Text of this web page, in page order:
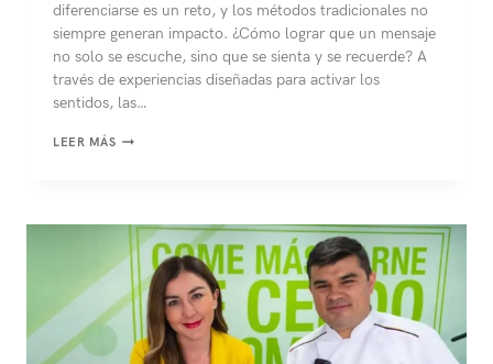
diferenciarse es un reto, y los métodos tradicionales no
siempre generan impacto. ¿Cómo lograr que un mensaje
no solo se escuche, sino que se sienta y se recuerde? A
través de experiencias diseñadas para activar los
sentidos, las…
LEER MÁS¿HAS
MARKETING
SENSORIAL?